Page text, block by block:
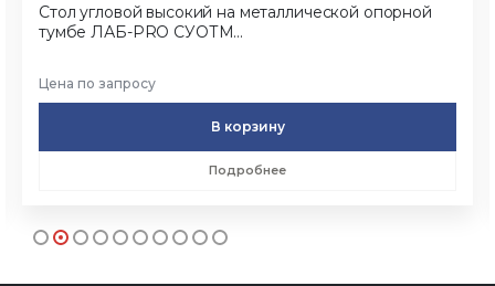
Стол угловой высокий на металлической опорной
тумбе ЛАБ-PRO СУОТМ...
Цена по запросу
В корзину
Подробнее